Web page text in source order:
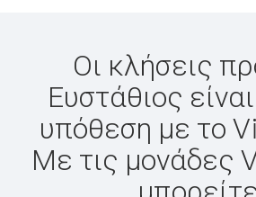
Οι κλήσεις
Ευστάθιος
υπόθεση με το
Με τις μονάδες